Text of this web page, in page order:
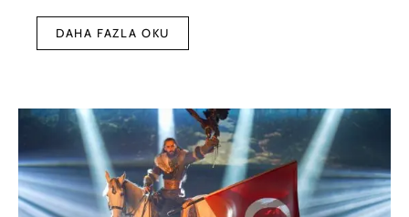
DAHA FAZLA OKU